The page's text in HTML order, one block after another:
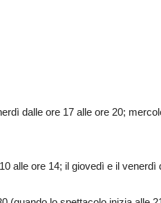
dalle ore 17 alle ore 20;
alle ore 14; il giovedì e il venerdì